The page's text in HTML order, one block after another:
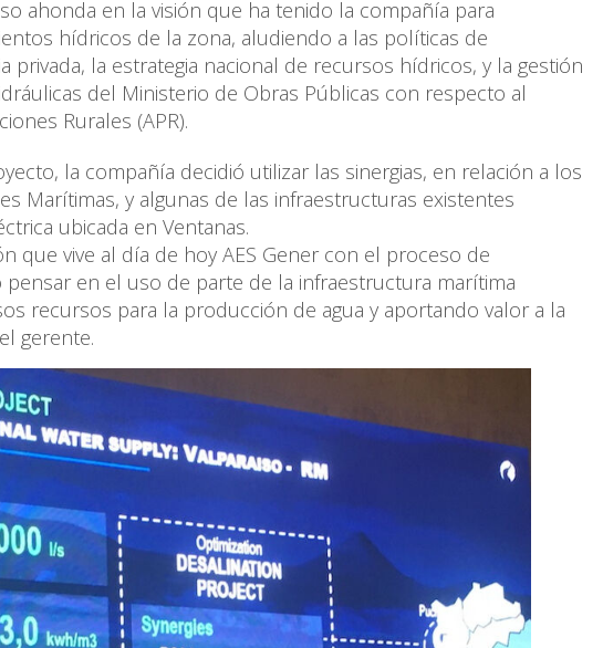
ahonda en la visión que ha tenido la compañía para
hídricos de la zona, aludiendo a las políticas de
privada, la estrategia nacional de recursos hídricos, y la gestión
del Ministerio de Obras Públicas con respecto al
Rurales (APR).
la compañía decidió utilizar las sinergias, en relación a los
Marítimas, y algunas de las infraestructuras existentes
ubicada en Ventanas.
que vive al día de hoy AES Gener con el proceso de
pensar en el uso de parte de la infraestructura marítima
recursos para la producción de agua y aportando valor a la
gerente.